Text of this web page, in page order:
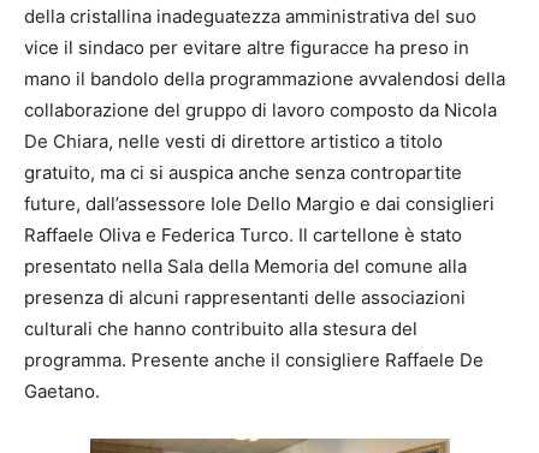
della cristallina inadeguatezza amministrativa del suo
vice il sindaco per evitare altre figuracce ha preso in
mano il bandolo della programmazione avvalendosi della
collaborazione del gruppo di lavoro composto da Nicola
De Chiara, nelle vesti di direttore artistico a titolo
gratuito, ma ci si auspica anche senza contropartite
future, dall’assessore Iole Dello Margio e dai consiglieri
Raffaele Oliva e Federica Turco. Il cartellone è stato
presentato nella Sala della Memoria del comune alla
presenza di alcuni rappresentanti delle associazioni
culturali che hanno contribuito alla stesura del
programma. Presente anche il consigliere Raffaele De
Gaetano.